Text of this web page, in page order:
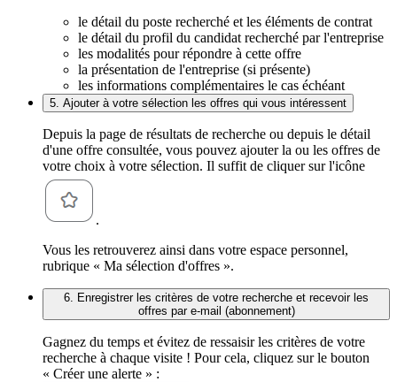
le détail du poste recherché et les éléments de contrat
le détail du profil du candidat recherché par l'entreprise
les modalités pour répondre à cette offre
la présentation de l'entreprise (si présente)
les informations complémentaires le cas échéant
5. Ajouter à votre sélection les offres qui vous intéressent
Depuis la page de résultats de recherche ou depuis le détail
d'une offre consultée, vous pouvez ajouter la ou les offres de
votre choix à votre sélection. Il suffit de cliquer sur l'icône
.
Vous les retrouverez ainsi dans votre espace personnel,
rubrique « Ma sélection d'offres ».
6. Enregistrer les critères de votre recherche et recevoir les
offres par e-mail (abonnement)
Gagnez du temps et évitez de ressaisir les critères de votre
recherche à chaque visite ! Pour cela, cliquez sur le bouton
« Créer une alerte » :